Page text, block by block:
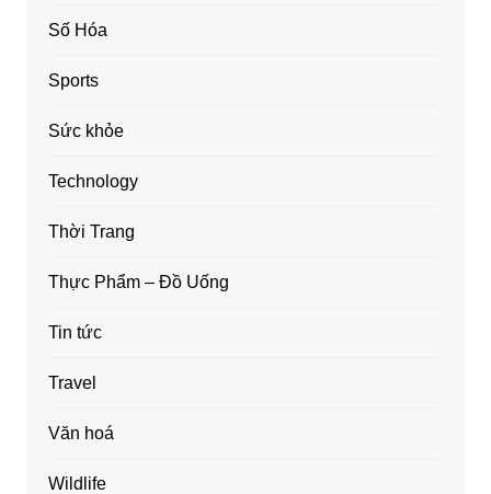
Số Hóa
Sports
Sức khỏe
Technology
Thời Trang
Thực Phẩm – Đồ Uống
Tin tức
Travel
Văn hoá
Wildlife